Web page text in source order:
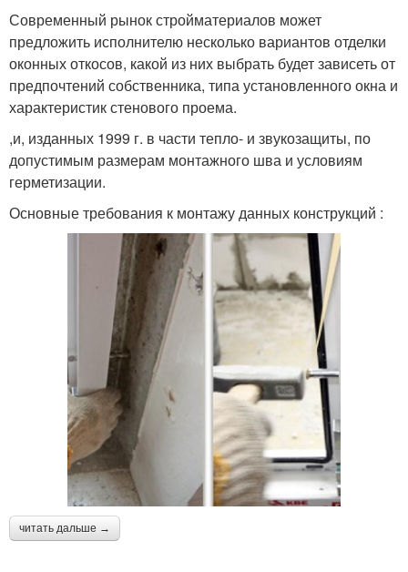
Современный рынок стройматериалов может
предложить исполнителю несколько вариантов отделки
оконных откосов, какой из них выбрать будет зависеть от
предпочтений собственника, типа установленного окна и
характеристик стенового проема.
,и, изданных 1999 г. в части тепло- и звукозащиты, по
допустимым размерам монтажного шва и условиям
герметизации.
Основные требования к монтажу данных конструкций :
читать дальше →